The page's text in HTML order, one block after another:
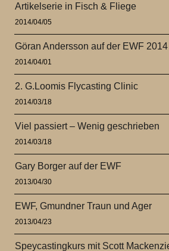
Artikelserie in Fisch & Fliege
2014/04/05
Göran Andersson auf der EWF 2014
2014/04/01
2. G.Loomis Flycasting Clinic
2014/03/18
Viel passiert – Wenig geschrieben
2014/03/18
Gary Borger auf der EWF
2013/04/30
EWF, Gmundner Traun und Ager
2013/04/23
Speycastingkurs mit Scott